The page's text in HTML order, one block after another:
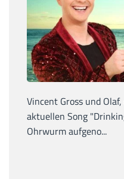
Vincent Gross und
aktuellen Song
Ohrwurm aufgeno...